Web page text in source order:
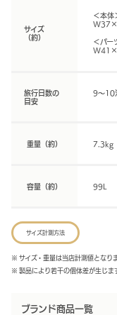
サイズ
（約）
＜本体
＜パー
旅行日数の
目安
9～10
重量（約） 7.3kg
容量（約） 99L
サイズ計測方法
※ サイズ・重量は当店計測値となりま
※ 製品により若干の個体差が生じま
ブランド商品一覧